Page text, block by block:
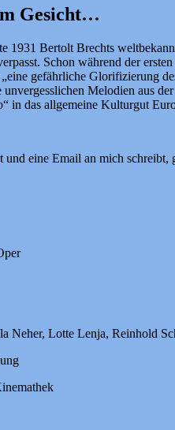
Gesicht…
1931 Bertolt Brechts
Schon während der
gefährliche Glorifizierung
unvergesslichen Melodien aus
in das allgemeine Kulturgut
und eine Email an mich
Neher, Lotte Lenja, Reinhold